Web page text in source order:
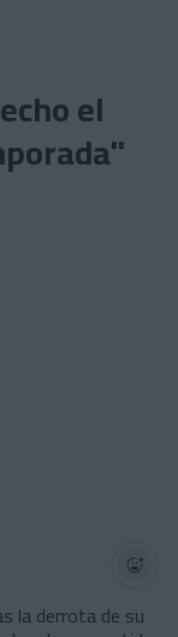
el
la derrota de su